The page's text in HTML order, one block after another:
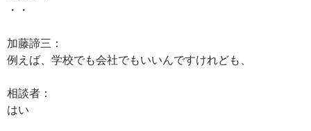
・・
加藤諦三：
例えば、学校でも会社でもいいんですけれども、
相談者：
はい